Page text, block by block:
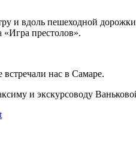
и вдоль пешеходной
«Игра престолов».
встречали нас в Самаре.
и экскурсоводу